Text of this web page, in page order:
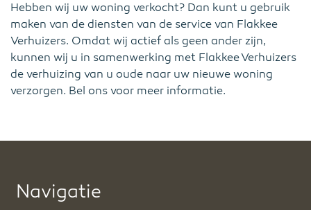
Hebben wij uw woning verkocht? Dan kunt u gebruik
maken van de diensten van de service van Flakkee
Verhuizers. Omdat wij actief als geen ander zijn,
kunnen wij u in samenwerking met Flakkee Verhuizers
de verhuizing van u oude naar uw nieuwe woning
verzorgen. Bel ons voor meer informatie.
Navigatie